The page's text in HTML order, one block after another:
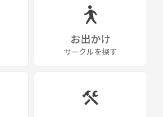
お出かけ
サークルを探す